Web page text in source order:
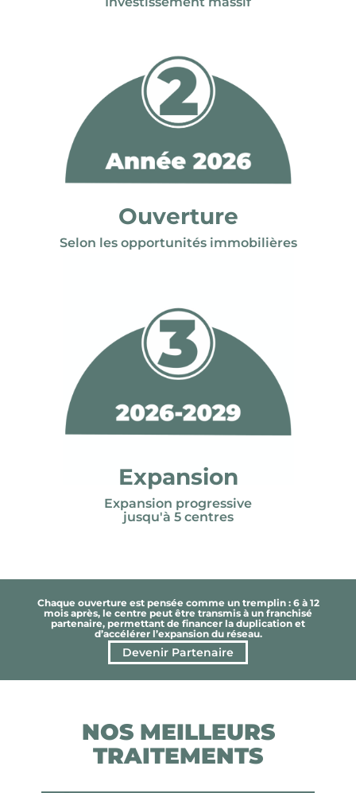
Ouverture
Selon les opportunités immobilières
Expansion
Expansion progressive
jusqu'à 5 centres
Chaque ouverture est pensée comme un tremplin : 6 à 12
mois après, le centre peut être transmis à un franchisé
partenaire, permettant de financer la duplication et
d’accélérer l’expansion du réseau.
Devenir Partenaire
NOS MEILLEURS
TRAITEMENTS